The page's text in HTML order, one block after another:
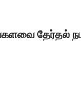
தேர்தல்